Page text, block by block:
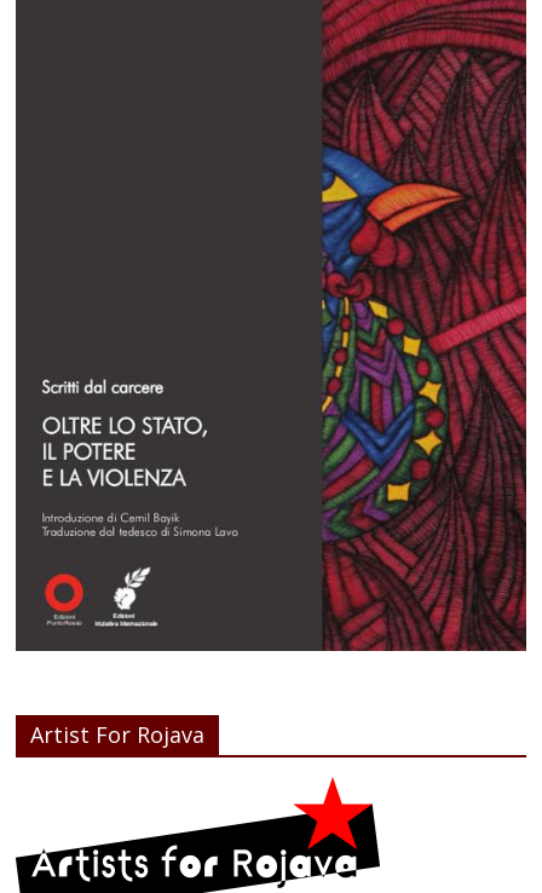
Artist For Rojava